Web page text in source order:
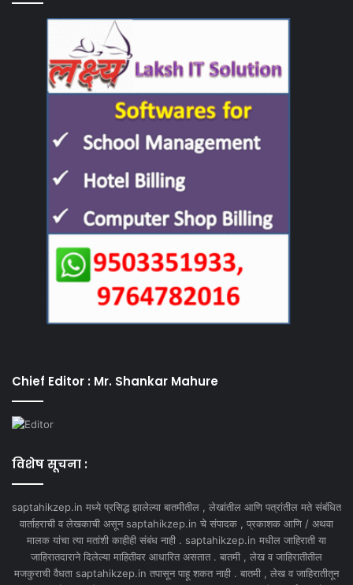
Chief Editor : Mr. Shankar Mahure
विशेष सूचना :
saptahikzep.in मध्ये प्रसिद्ध झालेल्या बातमीतील , लेखांतील आणि पत्रांतील मते संबंधित
वार्ताहराची व लेखकाची असून saptahikzep.in चे संपादक , प्रकाशक आणि / अथवा
मालक यांचा त्या मतांशी काहीही संबंध नाही . saptahikzep.in मधील जाहिराती या
जाहिरातदाराने दिलेल्या माहितीवर आधारित असतात . बातमी , लेख व जाहिरातीतील
मजकुराची वैधता saptahikzep.in तपासून पाहू शकत नाही . बातमी , लेख व जाहिरातीतून